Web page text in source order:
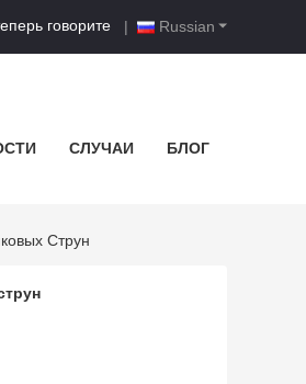
Russian
говорите |
СЛУЧАИ БЛОГ
Струн